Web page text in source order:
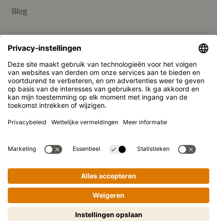
Blog
SUPPORT
Contact
FAQ
Media
Corporation, Japan.
© Kikkoman Trading Europe GmbH 2023 – 2026
Opgenomen in het handelsregister bij het kantongerecht
Düsseldorf HRB 35856
Privacy-instellingen
Wettelijke kennisgeving
Gegevensbescherming